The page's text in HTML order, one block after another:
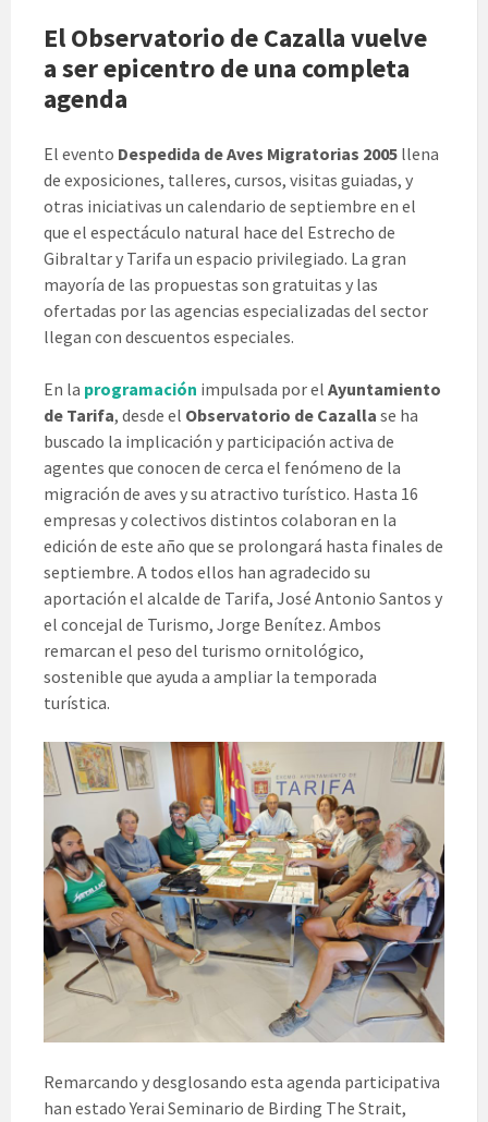
El Observatorio de Cazalla vuelve
a ser epicentro de una completa
agenda
El evento Despedida de Aves Migratorias 2005 llena
de exposiciones, talleres, cursos, visitas guiadas, y
otras iniciativas un calendario de septiembre en el
que el espectáculo natural hace del Estrecho de
Gibraltar y Tarifa un espacio privilegiado. La gran
mayoría de las propuestas son gratuitas y las
ofertadas por las agencias especializadas del sector
llegan con descuentos especiales.
En la programación impulsada por el Ayuntamiento
de Tarifa, desde el Observatorio de Cazalla se ha
buscado la implicación y participación activa de
agentes que conocen de cerca el fenómeno de la
migración de aves y su atractivo turístico. Hasta 16
empresas y colectivos distintos colaboran en la
edición de este año que se prolongará hasta finales de
septiembre. A todos ellos han agradecido su
aportación el alcalde de Tarifa, José Antonio Santos y
el concejal de Turismo, Jorge Benítez. Ambos
remarcan el peso del turismo ornitológico,
sostenible que ayuda a ampliar la temporada
turística.
Remarcando y desglosando esta agenda participativa
han estado Yerai Seminario de Birding The Strait,